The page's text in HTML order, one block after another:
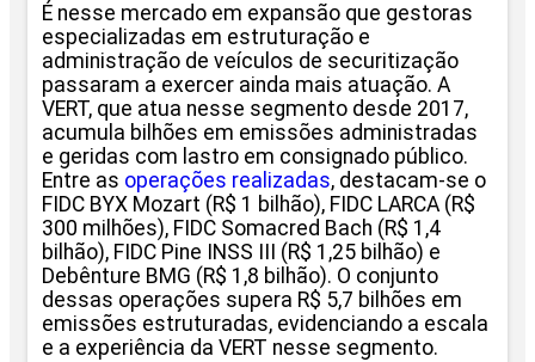
É nesse mercado em expansão que gestoras
especializadas em estruturação e
administração de veículos de securitização
passaram a exercer ainda mais atuação. A
VERT, que atua nesse segmento desde 2017,
acumula bilhões em emissões administradas
e geridas com lastro em consignado público.
Entre as operações realizadas, destacam-se o
FIDC BYX Mozart (R$ 1 bilhão), FIDC LARCA (R$
300 milhões), FIDC Somacred Bach (R$ 1,4
bilhão), FIDC Pine INSS III (R$ 1,25 bilhão) e
Debênture BMG (R$ 1,8 bilhão). O conjunto
dessas operações supera R$ 5,7 bilhões em
emissões estruturadas, evidenciando a escala
e a experiência da VERT nesse segmento.